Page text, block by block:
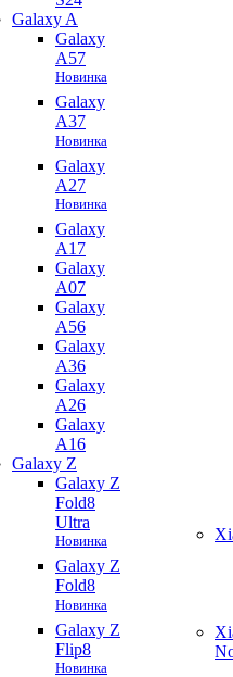
Galaxy A
Galaxy
A57
Новинка
Galaxy
A37
Новинка
Galaxy
A27
Новинка
Galaxy
A17
Galaxy
A07
Galaxy
A56
Galaxy
A36
Galaxy
A26
Galaxy
A16
Galaxy Z
Galaxy Z
Fold8
Ultra
Новинка
Galaxy Z
Fold8
Новинка
Galaxy Z
Flip8
Новинка